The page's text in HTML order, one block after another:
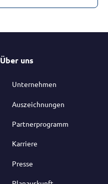
Über uns
Unternehmen
Auszeichnungen
Partnerprogramm
Karriere
Presse